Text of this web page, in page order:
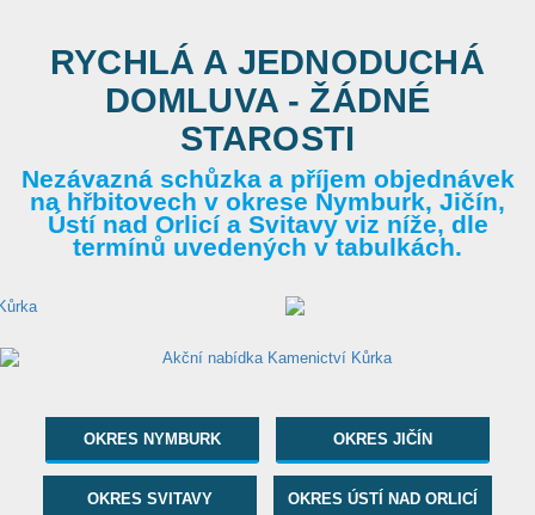
RYCHLÁ A JEDNODUCHÁ
DOMLUVA - ŽÁDNÉ
STAROSTI
Nezávazná schůzka a příjem objednávek
na hřbitovech v okrese Nymburk, Jičín,
Ústí nad Orlicí a Svitavy viz níže, dle
termínů uvedených v tabulkách.
OKRES NYMBURK OKRES JIČÍN
OKRES SVITAVY OKRES ÚSTÍ NAD ORLICÍ